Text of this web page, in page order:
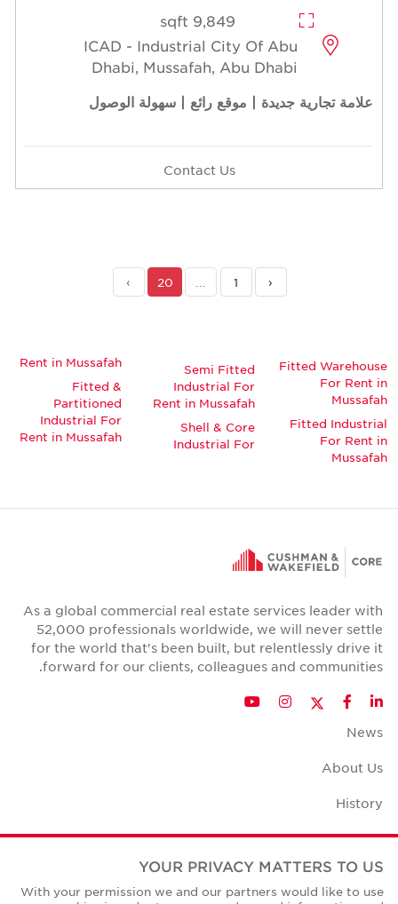
9,849 sqft
ICAD - Industrial City Of Abu
Dhabi, Mussafah, Abu Dhabi
علامة تجارية جديدة | موقع رائع | سهولة الوصول
Contact Us
‹
1
20
›
Fitted Warehouse
For Rent in
Mussafah
Fitted Industrial
For Rent in
Mussafah
Semi Fitted
Industrial For
Rent in Mussafah
Shell & Core
Industrial For
Rent in Mussafah
Fitted &
Partitioned
Industrial For
Rent in Mussafah
As a global commercial real estate services leader with
52,000 professionals worldwide, we will never settle
for the world that's been built, but relentlessly drive it
forward for our clients, colleagues and communities.
LinkedIn
Facebook
Twitter
Instagram
YouTube
News
About Us
History
Case Studies
Office Space Calculator
YOUR PRIVACY MATTERS TO US
With your permission we and our partners would like to use